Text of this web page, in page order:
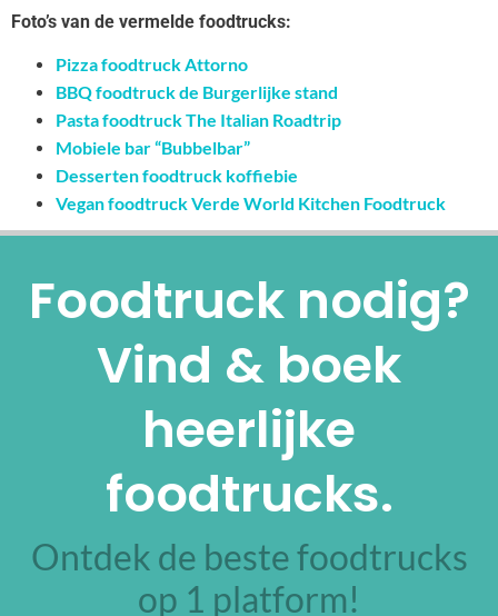
Foto’s van de vermelde foodtrucks:
Pizza foodtruck Attorno
BBQ foodtruck de Burgerlijke stand
Pasta foodtruck The Italian Roadtrip
Mobiele bar “Bubbelbar”
Desserten foodtruck koffiebie
Vegan foodtruck Verde World Kitchen Foodtruck
Foodtruck nodig?
Vind & boek
heerlijke
foodtrucks.
Ontdek de beste foodtrucks
op 1 platform!